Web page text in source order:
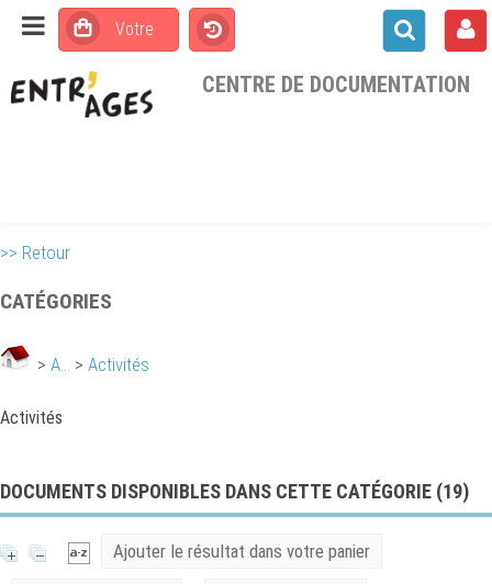
CENTRE DE DOCUMENTATION
>> Retour
CATÉGORIES
> A... > Activités
Activités
DOCUMENTS DISPONIBLES DANS CETTE CATÉGORIE (19)
Ajouter le résultat dans votre panier